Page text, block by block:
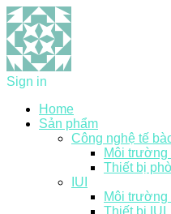
Sign in
Home
Sản phẩm
Công nghệ tế
Môi trường
Thiết bị
IUI
Môi trường
Thiết bị IUI